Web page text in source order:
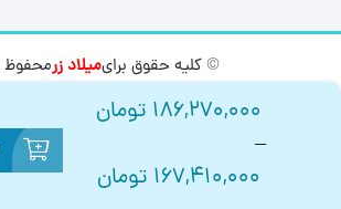
© کلیه حقوق برایمیلاد زر
186,270,000 تومان
–
167,410,000 تومان